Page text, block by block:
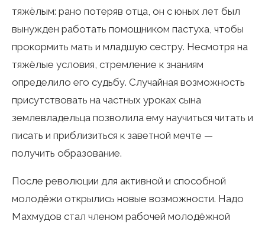
тяжёлым: рано потеряв отца, он с юных лет был
вынужден работать помощником пастуха, чтобы
прокормить мать и младшую сестру. Несмотря на
тяжёлые условия, стремление к знаниям
определило его судьбу. Случайная возможность
присутствовать на частных уроках сына
землевладельца позволила ему научиться читать и
писать и приблизиться к заветной мечте —
получить образование.
После революции для активной и способной
молодёжи открылись новые возможности. Надо
Махмудов стал членом рабочей молодёжной